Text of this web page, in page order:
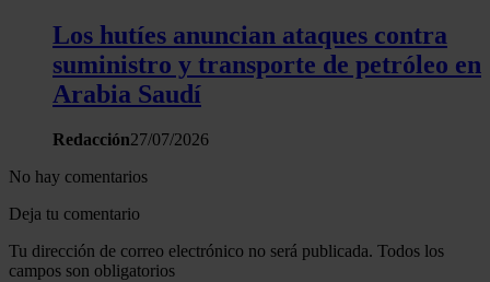
Los hutíes anuncian ataques contra
suministro y transporte de petróleo en
Arabia Saudí
Redacción27/07/2026
No hay comentarios
Deja tu comentario
Tu dirección de correo electrónico no será publicada. Todos los
campos son obligatorios